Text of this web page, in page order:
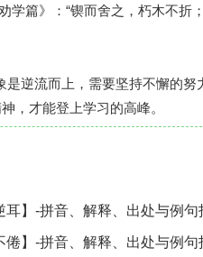
学篇》：“锲而舍之，朽木不折
是逆流而上，需要坚持不懈的努
，才能登上学习的高峰。
耳】-拼音、解释、出处与例句
倦】-拼音、解释、出处与例句